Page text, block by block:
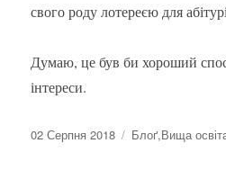
свого роду лотереєю для
Думаю, це був би хороший
інтереси.
Оприлюднено
02 Серпня 2018 Категорії
Блоґ,Вища